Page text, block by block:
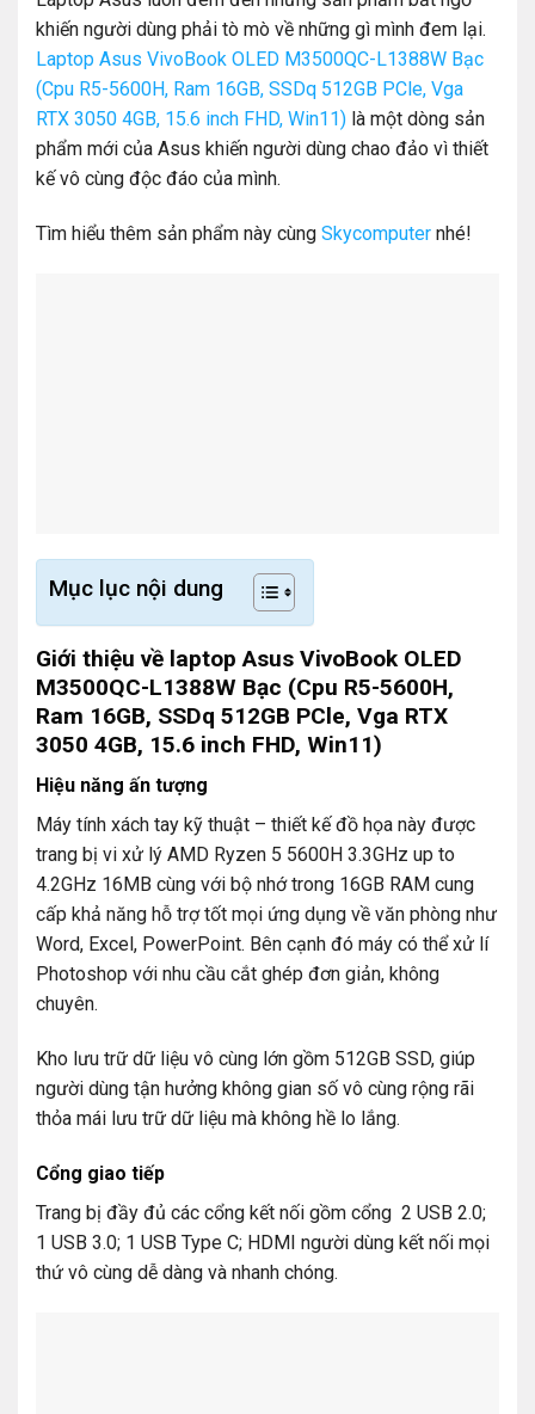
khiến người dùng phải tò mò về những gì mình đem lại.
Laptop Asus VivoBook OLED M3500QC-L1388W Bạc
(Cpu R5-5600H, Ram 16GB, SSDq 512GB PCle, Vga
RTX 3050 4GB, 15.6 inch FHD, Win11) là một dòng sản
phẩm mới của Asus khiến người dùng chao đảo vì thiết
kế vô cùng độc đáo của mình.
Tìm hiểu thêm sản phẩm này cùng Skycomputer nhé!
Mục lục nội dung
Giới thiệu về laptop Asus VivoBook OLED
M3500QC-L1388W Bạc (Cpu R5-5600H,
Ram 16GB, SSDq 512GB PCle, Vga RTX
3050 4GB, 15.6 inch FHD, Win11)
Hiệu năng ấn tượng
Máy tính xách tay kỹ thuật – thiết kế đồ họa này được
trang bị vi xử lý AMD Ryzen 5 5600H 3.3GHz up to
4.2GHz 16MB cùng với bộ nhớ trong 16GB RAM cung
cấp khả năng hỗ trợ tốt mọi ứng dụng về văn phòng như
Word, Excel, PowerPoint. Bên cạnh đó máy có thể xử lí
Photoshop với nhu cầu cắt ghép đơn giản, không
chuyên.
Kho lưu trữ dữ liệu vô cùng lớn gồm 512GB SSD, giúp
người dùng tận hưởng không gian số vô cùng rộng rãi
thỏa mái lưu trữ dữ liệu mà không hề lo lắng.
Cổng giao tiếp
Trang bị đầy đủ các cổng kết nối gồm cổng 2 USB 2.0;
1 USB 3.0; 1 USB Type C; HDMI người dùng kết nối mọi
thứ vô cùng dễ dàng và nhanh chóng.